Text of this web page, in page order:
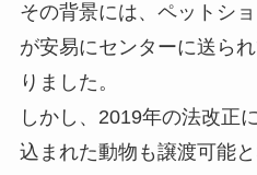
その背景には、ペットシ
が安易にセンターに送ら
りました。
しかし、2019年の法改正
込まれた動物も譲渡可能